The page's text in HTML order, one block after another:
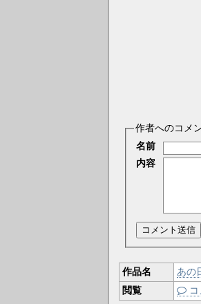
作者へのコメ
名前
内容
コメント送信
作品名 あの
閲覧